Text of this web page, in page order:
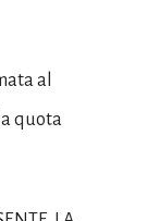
al
quota